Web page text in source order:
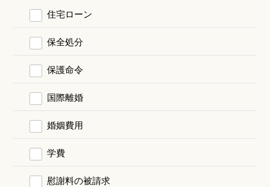
住宅ローン
保全処分
保護命令
国際離婚
婚姻費用
学費
慰謝料の被請求